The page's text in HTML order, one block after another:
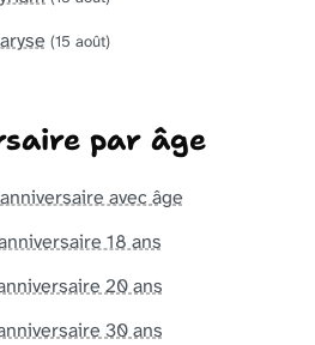
(15 août)
par âge
avec âge
18 ans
20 ans
30 ans